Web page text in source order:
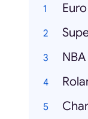
NBA